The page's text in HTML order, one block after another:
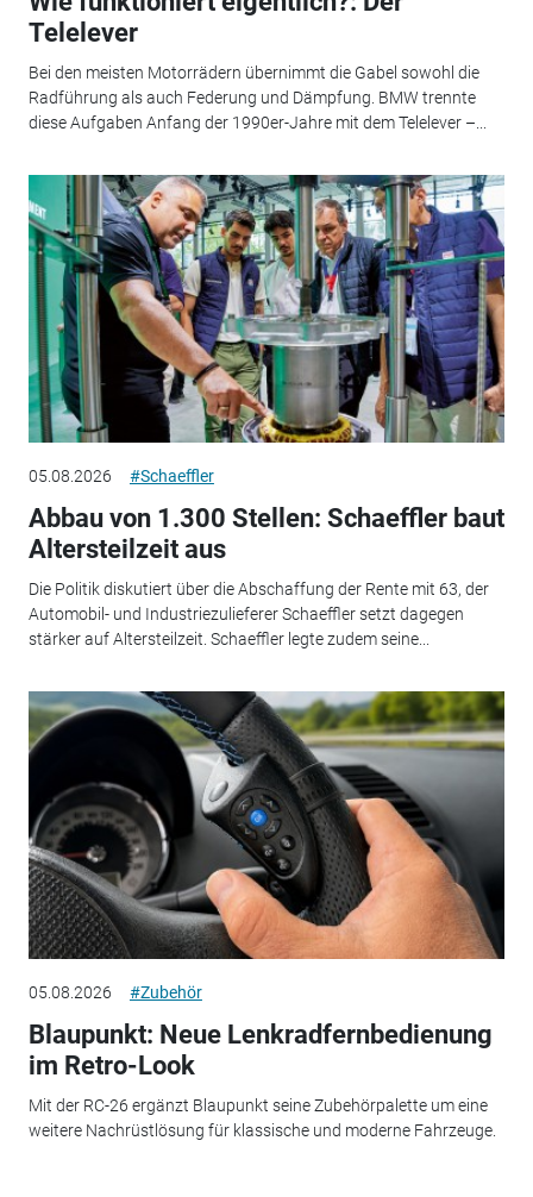
Telelever
Bei den meisten Motorrädern übernimmt die Gabel sowohl die
Radführung als auch Federung und Dämpfung. BMW trennte
diese Aufgaben Anfang der 1990er-Jahre mit dem Telelever –...
05.08.2026 #Schaeffler
Abbau von 1.300 Stellen: Schaeffler baut
Altersteilzeit aus
Die Politik diskutiert über die Abschaffung der Rente mit 63, der
Automobil- und Industriezulieferer Schaeffler setzt dagegen
stärker auf Altersteilzeit. Schaeffler legte zudem seine...
05.08.2026 #Zubehör
Blaupunkt: Neue Lenkradfernbedienung
im Retro-Look
Mit der RC-26 ergänzt Blaupunkt seine Zubehörpalette um eine
weitere Nachrüstlösung für klassische und moderne Fahrzeuge.